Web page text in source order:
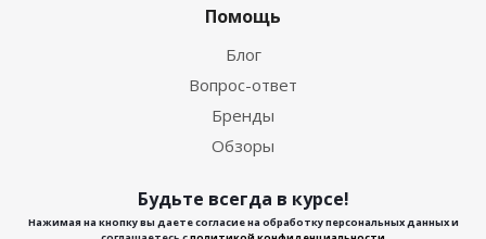
Помощь
Блог
Вопрос-ответ
Бренды
Обзоры
Будьте всегда в курсе!
Нажимая на кнопку вы даете согласие на обработку персональных данных и